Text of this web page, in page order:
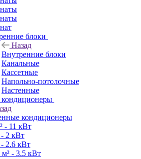
блоки
Назад
Внутренние блоки
Канальные
Кассетные
Напольно-потолочные
Настенные
кондиционеры
- 11 кВт
- 2 кВт
- 2.6 кВт
м² - 3.5 кВт